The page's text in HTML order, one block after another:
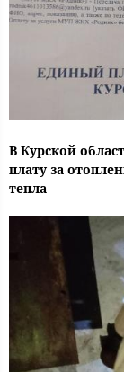
В Курской
плату за
тепла